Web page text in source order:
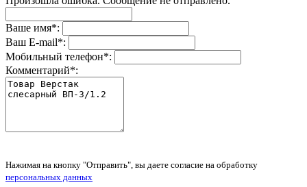
Ваше имя*:
Ваш E-mail*:
Мобильный телефон*:
Комментарий*:
Нажимая на кнопку "Отправить", вы даете согласие на обработку
персональных данных